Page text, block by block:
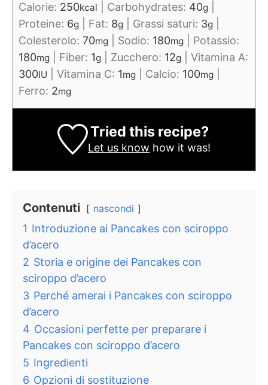
Calorie: 250kcal Carbohydrates: 40g
Proteine: 6g Fat: 8g Grassi saturi: 3g
Colesterolo: 70mg Sodio: 180mg
Potassio:
180mg Fiber: 1g Zucchero: 12g
Vitamina A:
300IU Vitamina C: 1mg Calcio: 100mg
Ferro: 2mg
Tried this recipe?
Let us know how it was!
Contenuti nascondi
1 Introduzione ai Pancakes con sciroppo
d’acero
2 Storia e origine dei Pancakes con
sciroppo d’acero
3 Perché amerai i Pancakes con sciroppo
d’acero
4 Occasioni perfette per preparare i
Pancakes con sciroppo d’acero
5 Ingredienti
6 Opzioni di sostituzione